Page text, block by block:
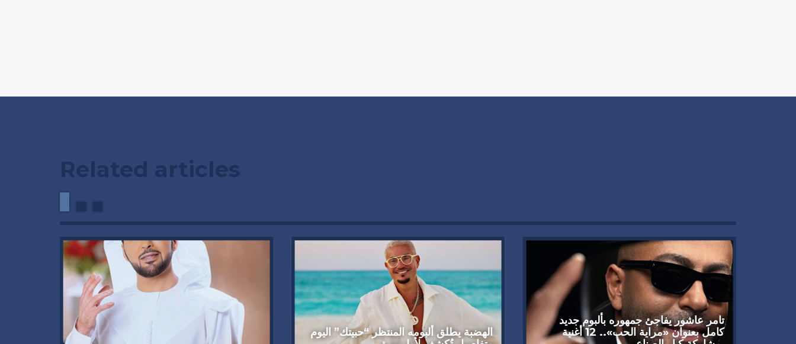
Related articles
الهضبة يطلق ألبومه المنتظر “حبيتك” اليوم
تامر عاشور يفاجئ جمهوره بألبوم جديد
كامل بعنوان «مراية الحب».. 12 أغنية